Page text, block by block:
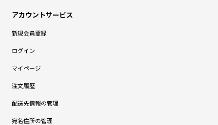
新規会員登録
ログイン
マイページ
注文履歴
配送先情報の管理
宛名住所の管理